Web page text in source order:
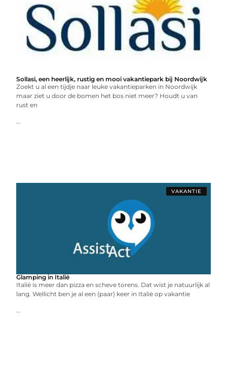
Sollasi, een heerlijk, rustig en mooi vakantiepark bij Noordwijk
Zoekt u al een tijdje naar leuke vakantieparken in Noordwijk
maar ziet u door de bomen het bos niet meer? Houdt u van
rust en
...
VAKANTIE
Glamping in Italië
Italië is meer dan pizza en scheve torens. Dat wist je natuurlijk al
lang. Wellicht ben je al een (paar) keer in Italië op vakantie
...